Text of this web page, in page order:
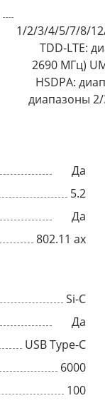
1/2/3/4/5/7/8/
TDD-LTE:
2690 МГц)
HSDPA:
диапазоны
Да
5.2
Да
802.11 ax
Si-C
Да
USB Type-C
6000
100